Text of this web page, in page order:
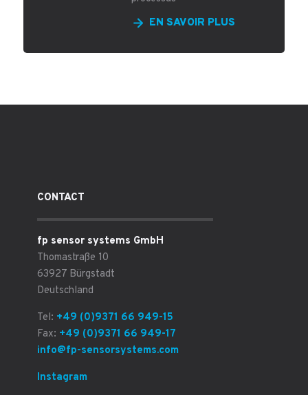
EN SAVOIR PLUS
CONTACT
fp sensor systems GmbH
Thomastraße 10
63927 Bürgstadt
Deutschland
Tel: +49 (0)9371 66 949-15
Fax: +49 (0)9371 66 949-17
info@fp-sensorsystems.com
Instagram